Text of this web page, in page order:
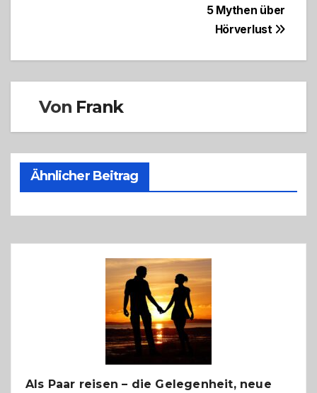
Beitragsnavigation5 Mythen über
Hörverlust
Von Frank
Ähnlicher Beitrag
Als Paar reisen – die Gelegenheit, neue